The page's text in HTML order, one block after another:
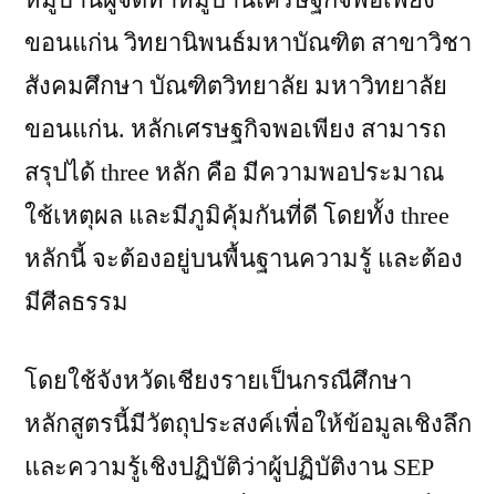
ขอนแก่น วิทยานิพนธ์มหาบัณฑิต สาขาวิชา
สังคมศึกษา บัณฑิตวิทยาลัย มหาวิทยาลัย
ขอนแก่น. หลักเศรษฐกิจพอเพียง สามารถ
สรุปได้ three หลัก คือ มีความพอประมาณ
ใช้เหตุผล และมีภูมิคุ้มกันที่ดี โดยทั้ง three
หลักนี้ จะต้องอยู่บนพื้นฐานความรู้ และต้อง
มีศีลธรรม
โดยใช้จังหวัดเชียงรายเป็นกรณีศึกษา
หลักสูตรนี้มีวัตถุประสงค์เพื่อให้ข้อมูลเชิงลึก
และความรู้เชิงปฏิบัติว่าผู้ปฏิบัติงาน SEP